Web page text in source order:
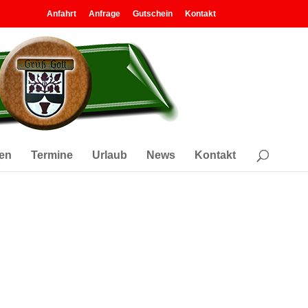
Anfahrt Anfrage Gutschein Kontakt
Termine Urlaub News Kontakt